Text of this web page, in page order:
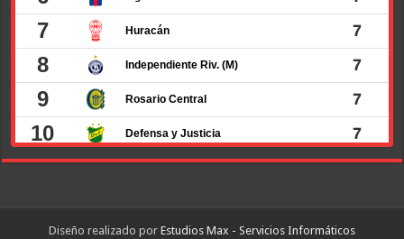
Diseño realizado por Estudios Max - Servicios Informáticos